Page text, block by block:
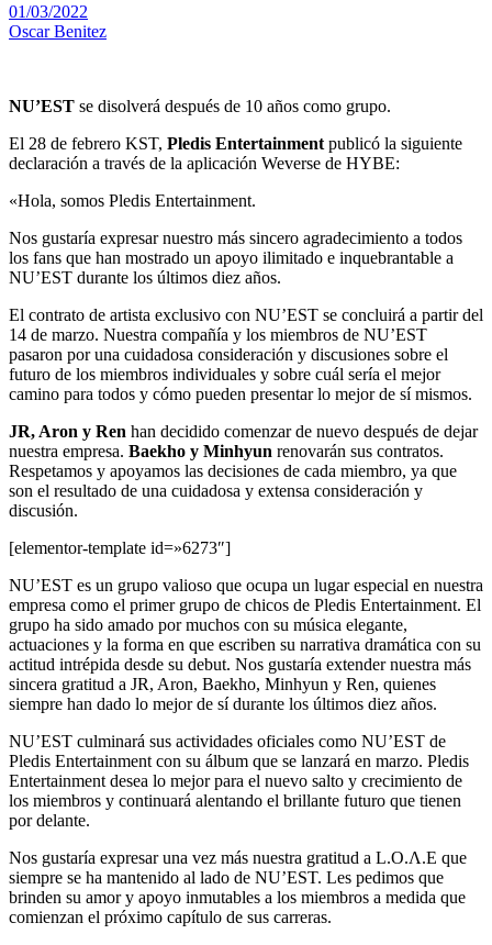
01/03/2022
Oscar Benitez
NU’EST se disolverá después de 10 años como grupo.
El 28 de febrero KST, Pledis Entertainment publicó la siguiente
declaración a través de la aplicación Weverse de HYBE:
«Hola, somos Pledis Entertainment.
Nos gustaría expresar nuestro más sincero agradecimiento a todos
los fans que han mostrado un apoyo ilimitado e inquebrantable a
NU’EST durante los últimos diez años.
El contrato de artista exclusivo con NU’EST se concluirá a partir del
14 de marzo. Nuestra compañía y los miembros de NU’EST
pasaron por una cuidadosa consideración y discusiones sobre el
futuro de los miembros individuales y sobre cuál sería el mejor
camino para todos y cómo pueden presentar lo mejor de sí mismos.
JR, Aron y Ren han decidido comenzar de nuevo después de dejar
nuestra empresa. Baekho y Minhyun renovarán sus contratos.
Respetamos y apoyamos las decisiones de cada miembro, ya que
son el resultado de una cuidadosa y extensa consideración y
discusión.
[elementor-template id=»6273″]
NU’EST es un grupo valioso que ocupa un lugar especial en nuestra
empresa como el primer grupo de chicos de Pledis Entertainment. El
grupo ha sido amado por muchos con su música elegante,
actuaciones y la forma en que escriben su narrativa dramática con su
actitud intrépida desde su debut. Nos gustaría extender nuestra más
sincera gratitud a JR, Aron, Baekho, Minhyun y Ren, quienes
siempre han dado lo mejor de sí durante los últimos diez años.
NU’EST culminará sus actividades oficiales como NU’EST de
Pledis Entertainment con su álbum que se lanzará en marzo. Pledis
Entertainment desea lo mejor para el nuevo salto y crecimiento de
los miembros y continuará alentando el brillante futuro que tienen
por delante.
Nos gustaría expresar una vez más nuestra gratitud a L.O.Λ.E que
siempre se ha mantenido al lado de NU’EST. Les pedimos que
brinden su amor y apoyo inmutables a los miembros a medida que
comienzan el próximo capítulo de sus carreras.